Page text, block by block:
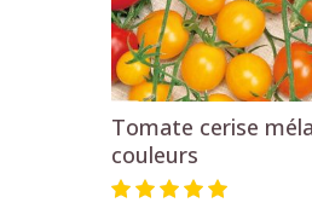
Tomate cerise
couleurs